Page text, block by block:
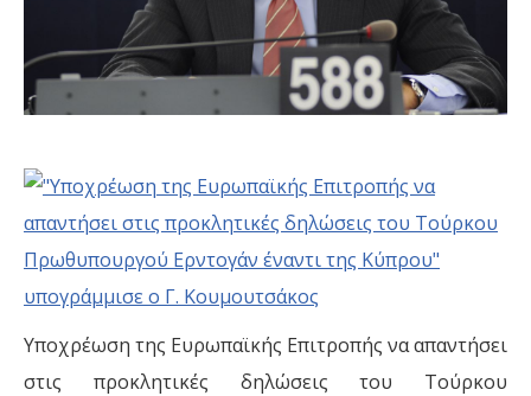
Υποχρέωση της Ευρωπαϊκής Επιτροπής να απαντήσει
στις προκλητικές δηλώσεις του Τούρκου